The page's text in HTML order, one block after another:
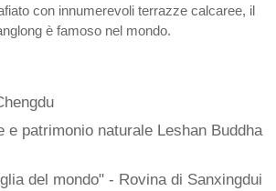
con innumerevoli terrazze calcaree, il
è famoso nel mondo.
e patrimonio naturale Leshan Buddha
del mondo" - Rovina di Sanxingdui